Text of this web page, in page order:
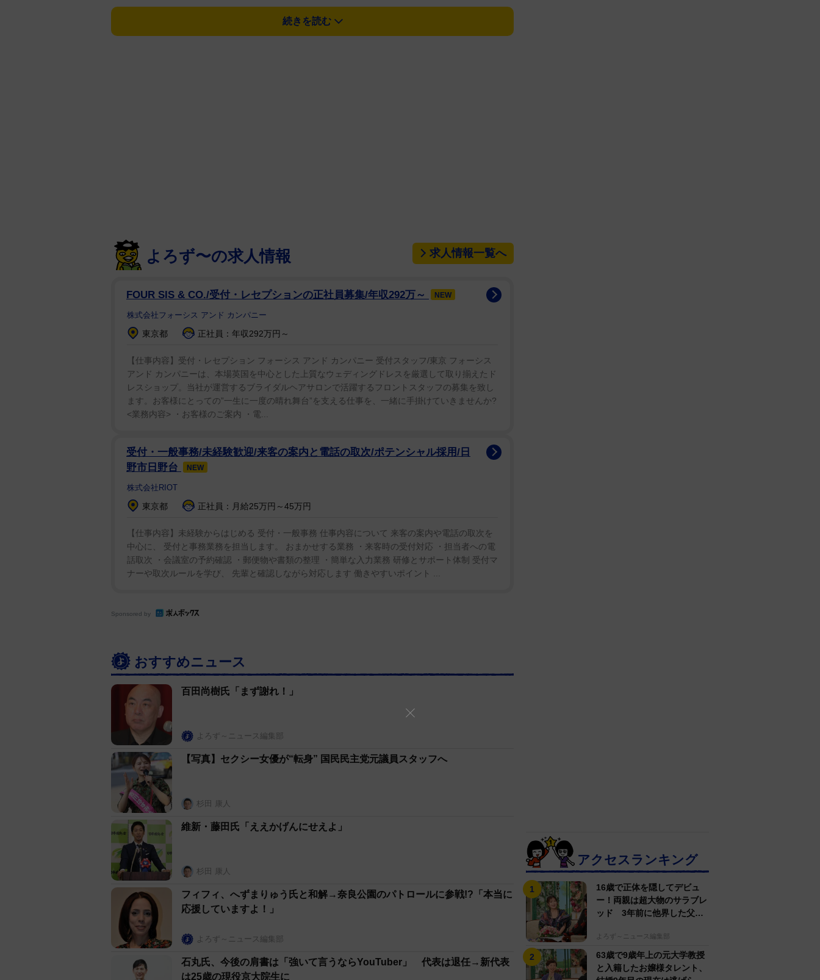
を検討し、18日に分かることを報告した。
長に呼び出され宣告されることになりました。」と“処分”の可能性があることをつづっ
た。
「これで除名されたら奈良市の皆様を裏切る形となります。陳謝であれば土下座でも何
でもします。もう一度チャンスを下さい。誰よりも奈良から日本を明るくして参りま
す」と、自身に投票した有権者のためにも“除名”を避けたいとした。
た際「どのツラ下げて市長をやっているんですか！16年も市長をやって市民の声が届か
なくなったのか！」と仲川氏を怒鳴り、一時騒然となった。
続きを読む
よろず〜の求人情報 求人情報一覧へ
FOUR SIS & CO./受付・レセプションの正社員募集/年収292万～ NEW
株式会社フォーシス アンド カンパニー
東京都 正社員：年収292万円～
【仕事内容】受付・レセプション フォーシス アンド カンパニー 受付スタッフ/東京 フォーシス
アンド カンパニーは、本場英国を中心とした上質なウェディングドレスを厳選して取り揃えたド
レスショップ。当社が運営するブライダルヘアサロンで活躍するフロントスタッフの募集を致し
ます。お客様にとっての”一生に一度の晴れ舞台”を支える仕事を、一緒に手掛けていきませんか?
<業務内容> ・お客様のご案内 ・電...
受付・一般事務/未経験歓迎/来客の案内と電話の取次/ポテンシャル採用/日
野市日野台
NEW
株式会社RIOT
東京都 正社員：月給25万円～45万円
【仕事内容】未経験からはじめる 受付・一般事務 仕事内容について 来客の案内や電話の取次を
中心に、 受付と事務業務を担当します。 おまかせする業務 ・来客時の受付対応 ・担当者への電
話取次 ・会議室の予約確認 ・郵便物や書類の整理 ・簡単な入力業務 研修とサポート体制 受付マ
ナーや取次ルールを学び、 先輩と確認しながら対応します 働きやすいポイント ...
Sponsored by
おすすめニュース
百田尚樹氏「まず謝れ！」
よろず～ニュース編集部
【写真】セクシー女優が“転身” 国民民主党元議員スタッフへ
杉田 康人
維新・藤田氏「ええかげんにせえよ」
杉田 康人
フィフィ、へずまりゅう氏と和解→奈良公園のパトロールに参戦!?「本当に
応援していますよ！」
よろず～ニュース編集部
石丸氏、今後の肩書は「強いて言うならYouTuber」 代表は退任→新代表
は25歳の現役京大院生に
アクセスランキング
16歳で正体を隠してデビュ
ー！両親は超大物のサラブレ
ッド 3年前に他界した父へ
よろず～ニュース編集部
63歳で9歳年上の元大学教授
と入籍したお嬢様タレント、